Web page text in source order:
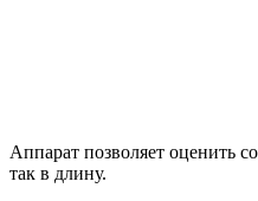
Аппарат позволяет оценить
так в длину.